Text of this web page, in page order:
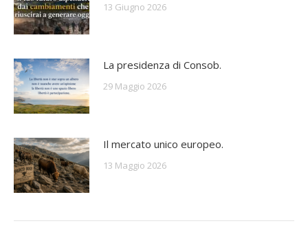
13 Giugno 2026
La presidenza di Consob.
29 Maggio 2026
Il mercato unico europeo.
13 Maggio 2026